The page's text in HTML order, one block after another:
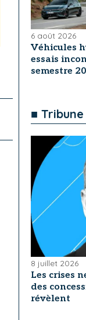
6 août 2026
Véhicules
essais
semestre
■ Tribune
8 juillet 2026
Les crises
des
révèlent